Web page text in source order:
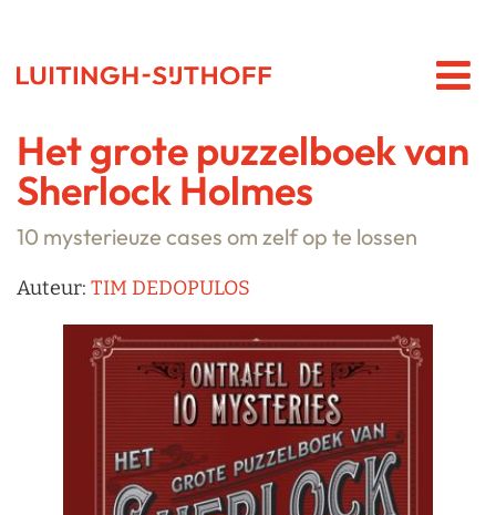
Het grote puzzelboek van
Sherlock Holmes
10 mysterieuze cases om zelf op te lossen
Auteur: TIM DEDOPULOS